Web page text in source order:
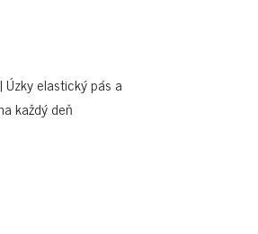
elastický pás a
každý deň